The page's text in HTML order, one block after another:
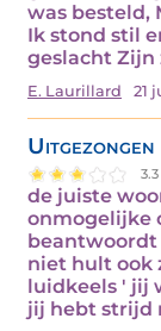
was besteld,
Ik stond stil
geslacht Zijn
E. Laurillard 21
Uitgezongen
de juiste
onmogelijke
beantwoordt
niet hult ook
luidkeels ' jij
jij hebt strijd